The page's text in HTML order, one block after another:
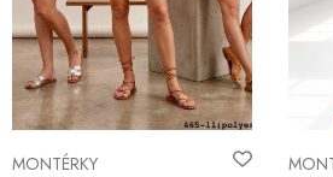
MONTÉRKY